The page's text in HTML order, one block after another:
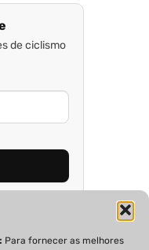
Para fornecer as melhores
de ciclismo